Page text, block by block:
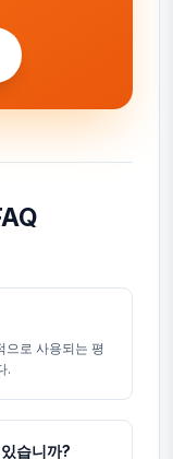
으로 사용되는 평
.
습니까?